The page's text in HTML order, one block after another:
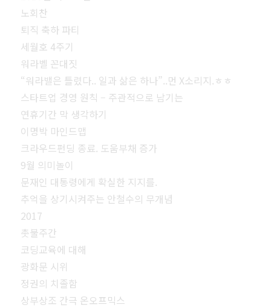
노회찬
퇴직 축하 파티
세월호 4주기
워라벨 꼰대짓
“워라밸은 틀렸다.. 일과 삶은 하나”..먼 X소리지.ㅎㅎ
스타트업 경영 원칙 – 주관적으로 남기는
연휴기간 막 생각하기
이명박 마인드맵
크라우드펀딩 종료. 도움부채 증가
9월 의미놀이
문재인 대통령에게 확실한 지지를.
추억을 상기시켜주는 안철수의 무개념
2017
촛불주간
코딩교육에 대해
광화문 시위
정권의 치졸함
상부상조 간극 온오프믹스